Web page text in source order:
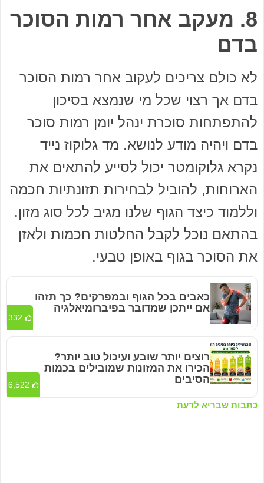
8. מעקב אחר רמות הסוכר
בדם
לא כולם צריכים לעקוב אחר רמות הסוכר
בדם אך רצוי שכל מי שנמצא בסיכון
להתפתחות סוכרת ינהל יומן רמות סוכר
בדם ויהיה מודע לנושא. מד גלוקוז נייד
נקרא גלוקומטר יכול לסייע להתאים את
הארוחות, להוביל לבחירות תזונתיות חכמה
וללמוד כיצד הגוף שלנו מגיב לכל סוג מזון.
בהתאם נוכל לקבל החלטות חכמות ולאזן
את הסוכר בגוף באופן טבעי.
כתבות שבריא לדעת
כאבים בכל הגוף ובמפרקים? כך תזהו
אם ייתכן שמדובר בפיברומיאלגיה
332
רוצים יותר שובע ועיכול טוב יותר?
הכירו את המזונות שמובילים בכמות
הסיבים
6,522